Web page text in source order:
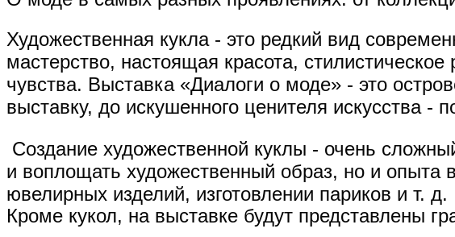
Художественная кукла - это редкий вид
мастерство, настоящая красота,
чувства. Выставка «Диалоги о моде» - это
выставку, до искушенного ценителя искусства -
Создание художественной куклы - очень
и воплощать художественный образ, но и опыта
ювелирных изделий, изготовлении париков и т. д.
Кроме кукол, на выставке будут представлены